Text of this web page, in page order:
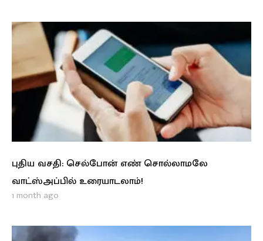
புதிய வசதி: செல்போன் எண் சொல்லாமலே
வாட்ஸ்அப்பில் உரையாடலாம்!
1 month ago